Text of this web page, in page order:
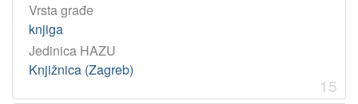
Vrsta građe
knjiga
Jedinica HAZU
Knjižnica (Zagreb)
15